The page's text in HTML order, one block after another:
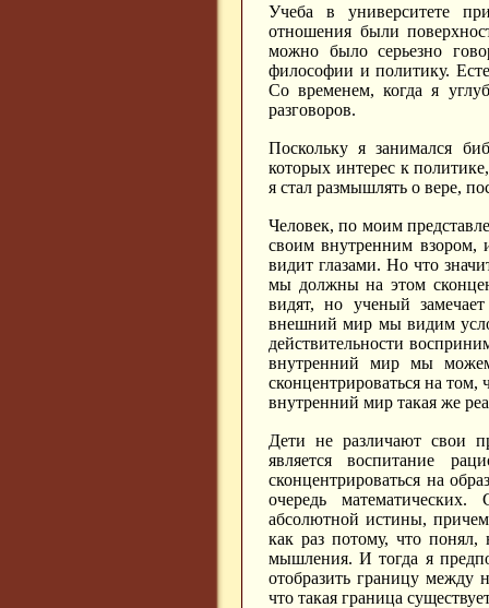
Учеба в университете
отношения были
можно было серьезно
философии и политику.
Со временем, когда я
разговоров.
Поскольку я занимался
которых интерес к
я стал размышлять о вере,
Человек, по моим
своим внутренним взором,
видит глазами. Но что
мы должны на этом
видят, но ученый
внешний мир мы видим
действительности
внутренний мир мы
сконцентрироваться на
внутренний мир такая же
Дети не различают свои
является воспитание
сконцентрироваться на
очередь
абсолютной истины,
как раз потому, что понял,
мышления. И тогда я
отобразить границу
что такая граница